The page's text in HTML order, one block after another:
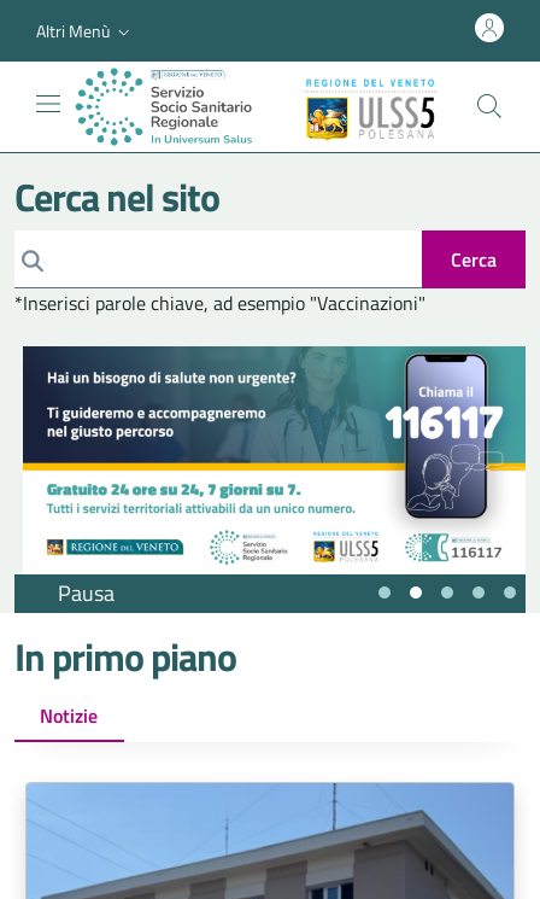
Altri Menù
Cerca nel sito
Cerca
*Inserisci parole chiave, ad esempio "Vaccinazioni"
Pausa
In primo piano
Notizie